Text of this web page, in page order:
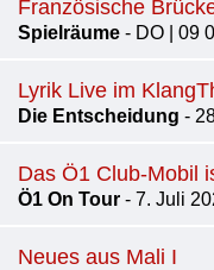
Französische
Spielräume - DO | 09
Lyrik Live im
Die Entscheidung -
Das Ö1 Club-Mobil
Ö1 On Tour - 7. Juli
Neues aus Mali I